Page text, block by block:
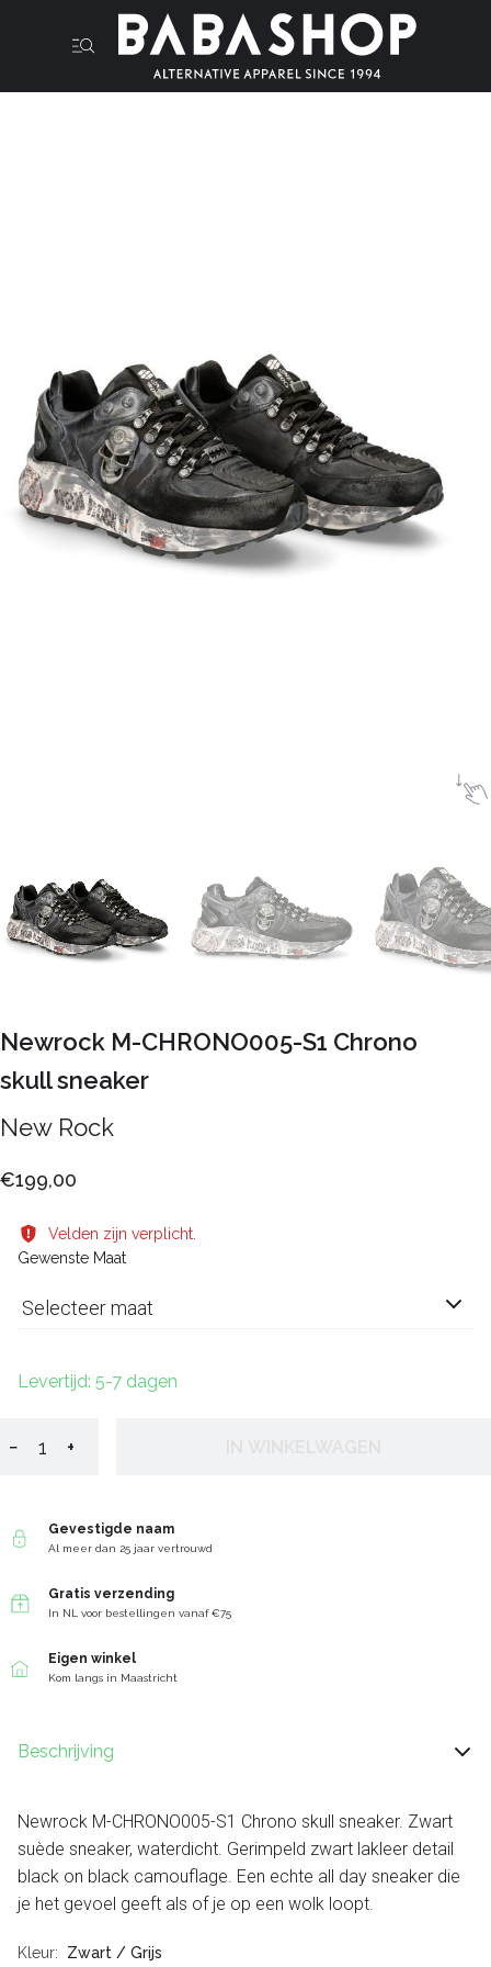
Newrock M-CHRONO005-S1 Chrono
skull sneaker
New Rock
€199,00
Velden zijn verplicht.
Gewenste Maat
Selecteer maat
Levertijd: 5-7 dagen
− +
Gevestigde naam
Al meer dan 25 jaar vertrouwd
Gratis verzending
In NL voor bestellingen vanaf €75
Eigen winkel
Kom langs in Maastricht
Beschrijving
Newrock M-CHRONO005-S1 Chrono skull sneaker. Zwart
suède sneaker, waterdicht. Gerimpeld zwart lakleer detail
black on black camouflage. Een echte all day sneaker die
je het gevoel geeft als of je op een wolk loopt.
Kleur Zwart / Grijs